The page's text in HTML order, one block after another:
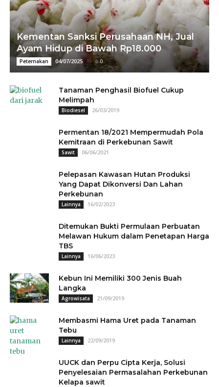
Kementan Sanksi Perusahaan NH, Jual
Ayam Hidup di Bawah Rp18.000
Peternakan 04/07/2025 0
Tanaman Penghasil Biofuel Cukup
Melimpah
Biodiesel 26/03/2019
Permentan 18/2021 Mempermudah Pola
Kemitraan di Perkebunan Sawit
Sawit 06/06/2021
Pelepasan Kawasan Hutan Produksi
Yang Dapat Dikonversi Dan Lahan
Perkebunan
Lainnya 16/02/2023
Ditemukan Bukti Permulaan Perbuatan
Melawan Hukum dalam Penetapan Harga
TBS
Lainnya 16/06/2023
Kebun Ini Memiliki 300 Jenis Buah
Langka
Agrowisata 21/09/2019
Membasmi Hama Uret pada Tanaman
Tebu
Lainnya 22/09/2019
UUCK dan Perpu Cipta Kerja, Solusi
Penyelesaian Permasalahan Perkebunan
Kelapa sawit